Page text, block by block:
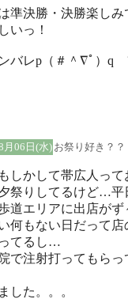
準決勝・決勝楽し
いっ！
バレp（＃＾∇ﾟ）q
月06日(水)お祭り好き？？
しかして帯広人っ
祭りしてるけど…平
道エリアに出店が
何もない日だって
てるし…
で注射打ってもら
した。。。